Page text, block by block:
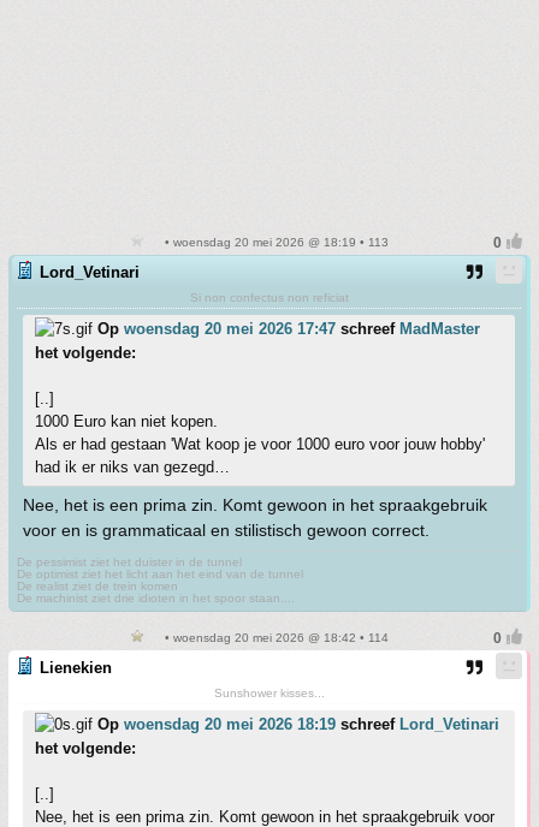
• woensdag 20 mei 2026 @ 18:19 • 113
Lord_Vetinari
Si non confectus non reficiat
Op woensdag 20 mei 2026 17:47 schreef MadMaster
het volgende:
[..]
1000 Euro kan niet kopen.
Als er had gestaan 'Wat koop je voor 1000 euro voor jouw hobby'
had ik er niks van gezegd…
Nee, het is een prima zin. Komt gewoon in het spraakgebruik
voor en is grammaticaal en stilistisch gewoon correct.
De pessimist ziet het duister in de tunnel
De optimist ziet het licht aan het eind van de tunnel
De realist ziet de trein komen
De machinist ziet drie idioten in het spoor staan....
• woensdag 20 mei 2026 @ 18:42 • 114
Lienekien
Sunshower kisses...
Op woensdag 20 mei 2026 18:19 schreef Lord_Vetinari
het volgende:
[..]
Nee, het is een prima zin. Komt gewoon in het spraakgebruik voor